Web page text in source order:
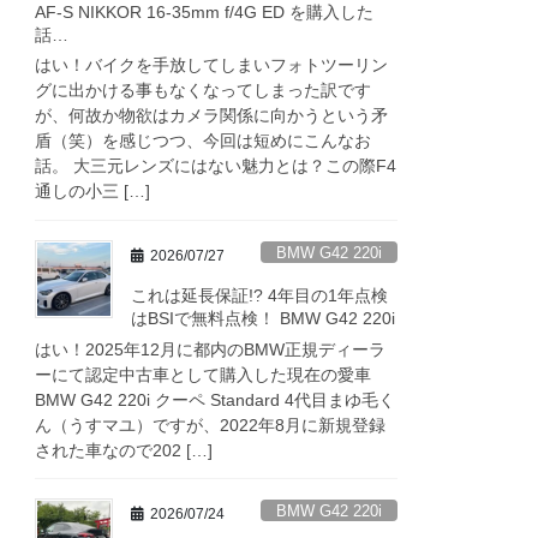
AF-S NIKKOR 16-35mm f/4G ED を購入した
話…
はい！バイクを手放してしまいフォトツーリン
グに出かける事もなくなってしまった訳です
が、何故か物欲はカメラ関係に向かうという矛
盾（笑）を感じつつ、今回は短めにこんなお
話。 大三元レンズにはない魅力とは？この際F4
通しの小三 […]
2026/07/27 BMW G42 220i
これは延長保証!? 4年目の1年点検
はBSIで無料点検！ BMW G42 220i
はい！2025年12月に都内のBMW正規ディーラ
ーにて認定中古車として購入した現在の愛車
BMW G42 220i クーペ Standard 4代目まゆ毛く
ん（うすマユ）ですが、2022年8月に新規登録
された車なので202 […]
2026/07/24 BMW G42 220i